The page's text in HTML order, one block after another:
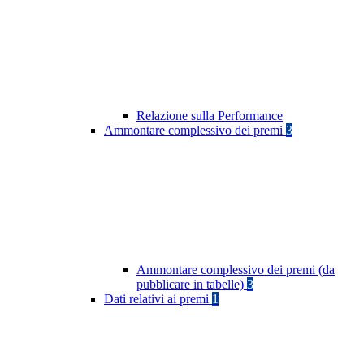
Relazione sulla Performance
Ammontare complessivo dei premi 3
Ammontare complessivo dei premi (da
pubblicare in tabelle) 3
Dati relativi ai premi 1